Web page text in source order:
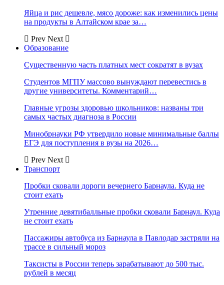
Яйца и рис дешевле, мясо дороже: как изменились цены
на продукты в Алтайском крае за…
Prev Next
Образование
Существенную часть платных мест сократят в вузах
Студентов МГПУ массово вынуждают перевестись в
другие университеты. Комментарий…
Главные угрозы здоровью школьников: названы три
самых частых диагноза в России
Минобрнауки РФ утвердило новые минимальные баллы
ЕГЭ для поступления в вузы на 2026…
Prev Next
Транспорт
Пробки сковали дороги вечернего Барнаула. Куда не
стоит ехать
Утренние девятибалльные пробки сковали Барнаул. Куда
не стоит ехать
Пассажиры автобуса из Барнаула в Павлодар застряли на
трассе в сильный мороз
Таксисты в России теперь зарабатывают до 500 тыс.
рублей в месяц